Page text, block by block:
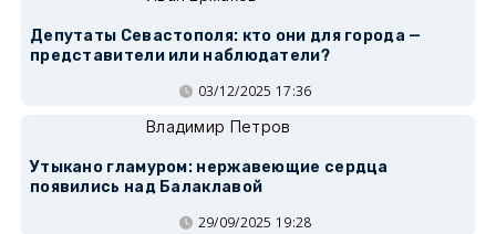
Депутаты Севастополя: кто они для города —
представители или наблюдатели?
03/12/2025 17:36
Владимир Петров
Утыкано гламуром: нержавеющие сердца
появились над Балаклавой
29/09/2025 19:28